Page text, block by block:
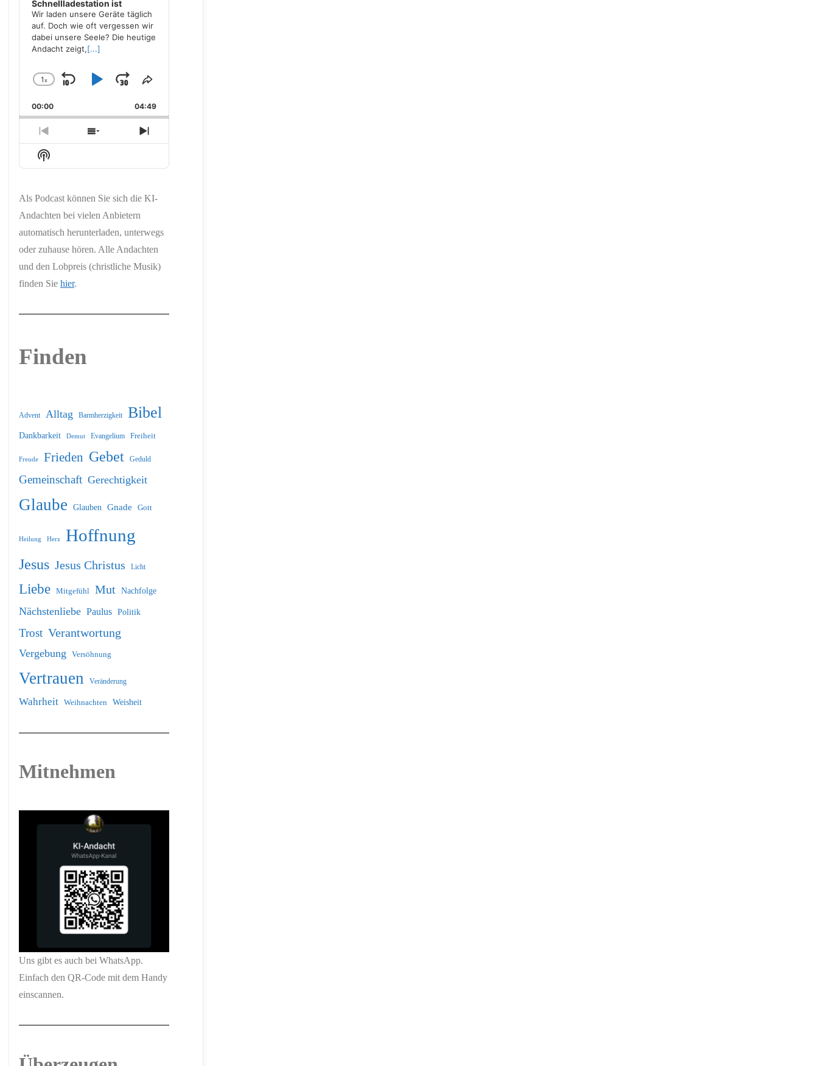
Schnellladestation ist
Wir laden unsere Geräte täglich
auf. Doch wie oft vergessen wir
dabei unsere Seele? Die heutige
Andacht zeigt,[...]
Change
Rate
1x
Skip
Backward
Play
Pause
Jump
Forward
Share
Episode
00:00 04:49
Previous
Episode
Show
Episodes
Next
Episode
Show
Podcast
Als Podcast können Sie sich die KI-
Andachten bei vielen Anbietern
automatisch herunterladen, unterwegs
oder zuhause hören. Alle Andachten
und den Lobpreis (christliche Musik)
finden Sie hier.
Finden
Advent Alltag Barmherzigkeit Bibel
Dankbarkeit Demut Evangelium Freiheit
Freude Frieden Gebet Geduld
Gemeinschaft Gerechtigkeit
Glaube Glauben Gnade Gott
Heilung Herz Hoffnung
Jesus Jesus Christus Licht
Liebe Mitgefühl Mut Nachfolge
Nächstenliebe Paulus Politik
Trost Verantwortung
Vergebung Versöhnung
Vertrauen Veränderung
Wahrheit Weihnachten Weisheit
Mitnehmen
Uns gibt es auch bei WhatsApp.
Einfach den QR-Code mit dem Handy
einscannen.